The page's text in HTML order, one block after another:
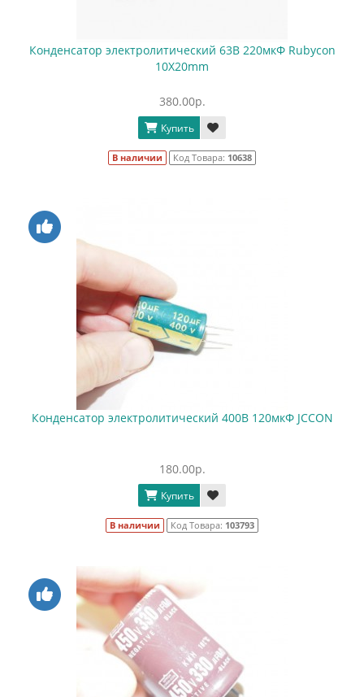
Конденсатор электролитический 63В 220мкФ Rubycon
10X20mm
380.00р.
Купить
В наличии Код Товара: 10638
Конденсатор электролитический 400В 120мкФ JCCON
180.00р.
Купить
В наличии Код Товара: 103793